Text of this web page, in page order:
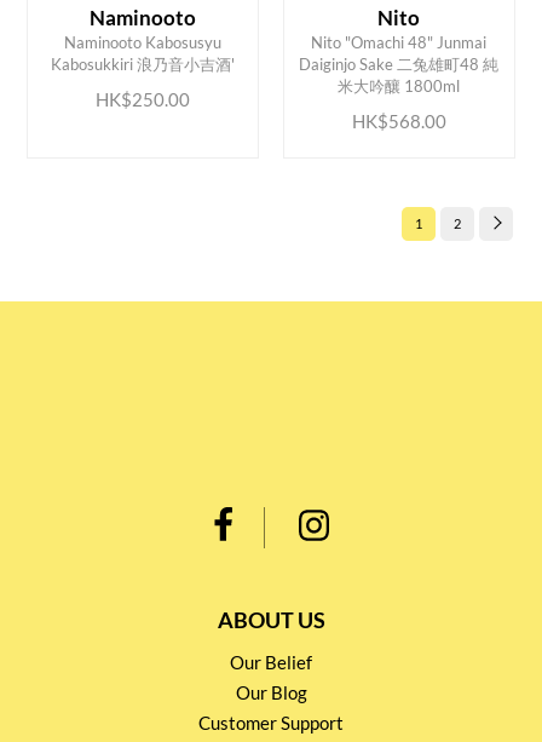
Naminooto
Naminooto Kabosusyu
Kabosukkiri 浪乃音小吉酒'
HK$250.00
ADD TO CART
Nito
Nito "Omachi 48" Junmai
Daiginjo Sake 二兔雄町48 純
米大吟釀 1800ml
HK$568.00
ADD TO CART
1 2
ABOUT US
Our Belief
Our Blog
Customer Support